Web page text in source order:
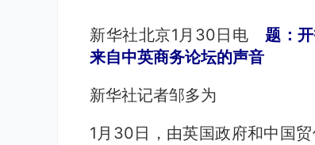
新华社北京1月30日电 题：
来自中英商务论坛的声音
新华社记者邹多为
1月30日，由英国政府和中国